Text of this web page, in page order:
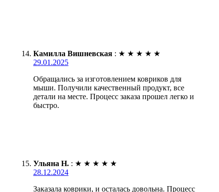
Камилла Вишневская : ★ ★ ★ ★ ★
29.01.2025
Обращались за изготовлением ковриков для
мыши. Получили качественный продукт, все
детали на месте. Процесс заказа прошел легко и
быстро.
Ульяна Н. : ★ ★ ★ ★ ★
28.12.2024
Заказала коврики, и осталась довольна. Процесс